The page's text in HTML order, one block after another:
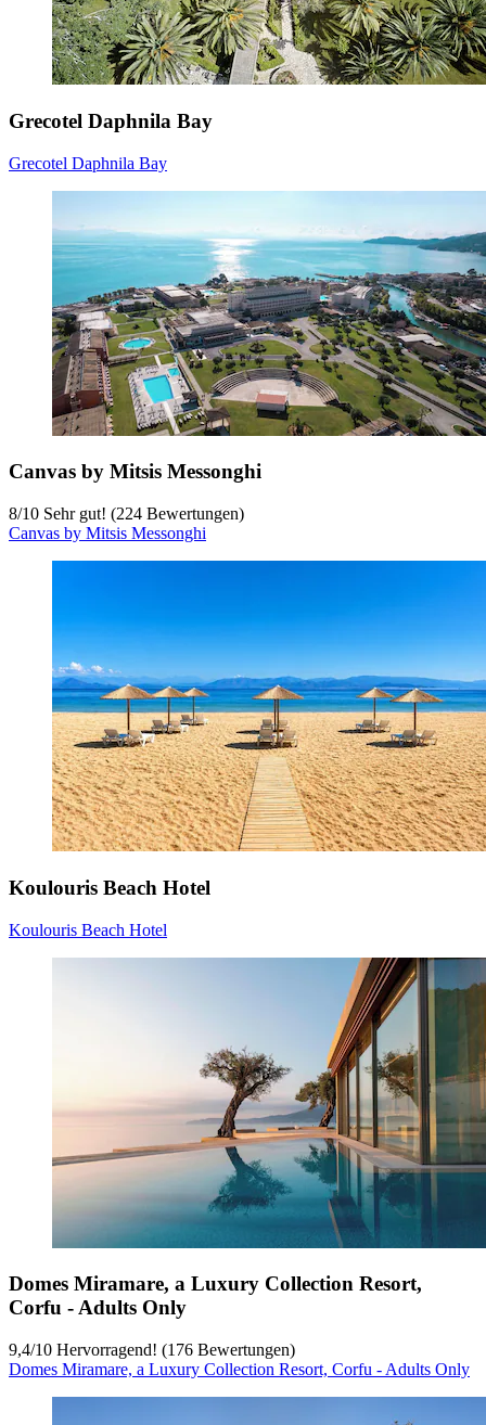
Grecotel Daphnila Bay
Grecotel Daphnila Bay
Canvas by Mitsis Messonghi
8/10 Sehr gut! (224 Bewertungen)
Canvas by Mitsis Messonghi
Koulouris Beach Hotel
Koulouris Beach Hotel
Domes Miramare, a Luxury Collection Resort,
Corfu - Adults Only
9,4/10 Hervorragend! (176 Bewertungen)
Domes Miramare, a Luxury Collection Resort, Corfu - Adults Only